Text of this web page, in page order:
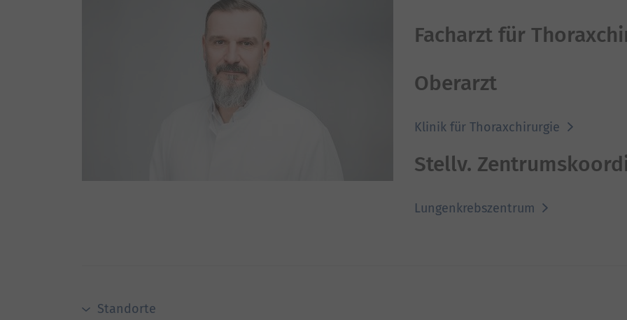
Facharzt für
Oberarzt
Klinik für Thoraxchirurgie
Stellv.
Lungenkrebszentrum
Standorte